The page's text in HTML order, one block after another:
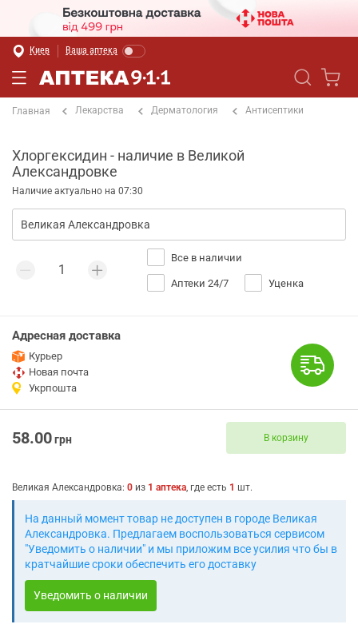
Киев Ваша аптека
Главная Лекарства Дерматология Антисептики
Хлоргексидин - наличие в Великой
Александровке
Наличие актуально на 07:30
Все в наличии
Аптеки 24/7 Уценка
Адресная доставка
Курьер
Новая почта
Укрпошта
58.00грн В корзину
Великая Александровка: 0 из 1 аптека, где есть 1 шт.
На данный момент товар не доступен в городе Великая
Александровка. Предлагаем воспользоваться сервисом
"Уведомить о наличии" и мы приложим все усилия что бы в
кратчайшие сроки обеспечить его доставку
Уведомить о наличии